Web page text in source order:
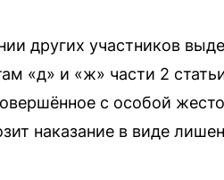
других участников
«д» и «ж» части 2
с особой
наказание в виде